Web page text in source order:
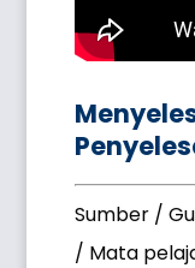
Sumber /
/ Mata